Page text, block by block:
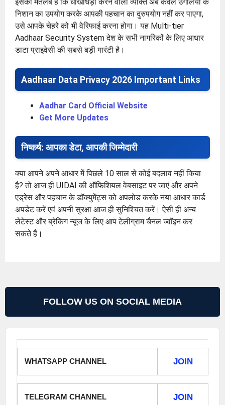
निशान का उपयोग करके आपकी पहचान का दुरुपयोग नहीं कर पाएगा,
उसे आपके चेहरे को भी वेरिफाई करना होगा। यह Multi-tier
Aadhaar Security System देश के सभी नागरिकों के लिए आधार
डाटा प्राइवेसी की सबसे बड़ी गारंटी है।
Aadhaar Data Privacy 2026 Important Links
Aadhar Card Official Website
Get More Updates
निष्कर्ष: आपका डेटा, आपकी जिम्मेदारी
क्या आपने अपने आधार में पिछले 10 साल से कोई बदलाव नहीं किया
है? तो आज ही UIDAI की ऑफिशियल वेबसाइट पर जाएं और अपने
एड्रेस और पहचान के डॉक्युमेंट्स को अपलोड करके नया आधार कार्ड
अपडेट करें एवं अपनी सुरक्षा आज ही सुनिश्चित करें। ऐसी ही अन्य
लेटेस्ट और ब्रेकिंग न्यूज के लिए आप टेलीग्राम चैनल ज्वॉइन कर
सकते हैं।
FOLLOW US ON SOCIAL MEDIA
WHATSAPP CHANNEL JOIN
TELEGRAM CHANNEL JOIN